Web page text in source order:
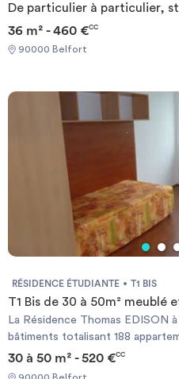
De particulier à particulier,
36 m² - 460 €CC
90000 Belfort
RÉSIDENCE ÉTUDIANTE T1 BIS
T1 Bis de 30 à 50m² meublé
La Résidence Thomas EDISON
bâtiments totalisant 188
appartements sont équipés de :
literie, micro-onde, plaques
30 à 50 m² - 520 €CC